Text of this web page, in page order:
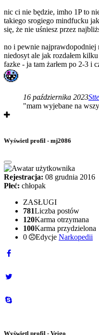
nic ci nie będzie, imho 1P to
takiego srogiego mindfucku
się, że nie uśniesz przez
no i pewnie najprawdopodniej
niedosyt ale jak rozdałem
fazke - ja tam żarłem po 2-3 i
16 października 2023
"mam wyjebane na
Wyświetl profil - mj2086
Rejestracja: 08 grudnia 2016
Płeć: chłopak
ZASŁUGI
781Liczba postów
120Karma otrzymana
100Karma przydzielona
0
Edycje Narkopedii
Wyświetl profil - Veigo